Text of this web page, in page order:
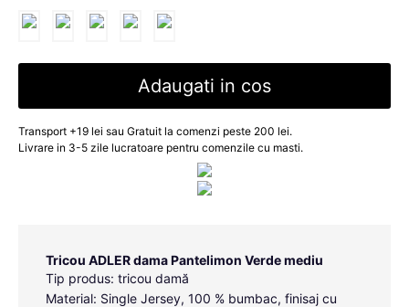
Adaugati in cos
Transport +19 lei sau Gratuit la comenzi peste 200 lei.
Livrare in 3-5 zile lucratoare pentru comenzile cu masti.
Tricou ADLER dama Pantelimon Verde mediu
Tip produs: tricou damă
Material: Single Jersey, 100 % bumbac, finisaj cu